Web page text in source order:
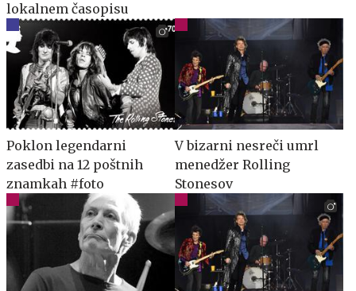
lokalnem časopisu
Poklon legendarni
zasedbi na 12 poštnih
znamkah #foto
V bizarni nesreči umrl
menedžer Rolling
Stonesov